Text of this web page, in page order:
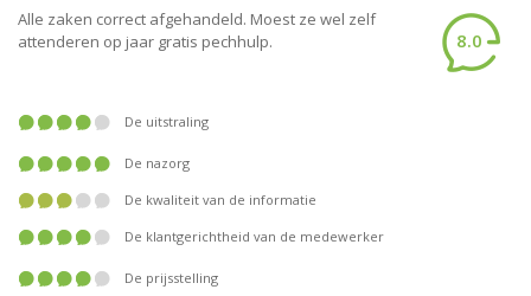
Alle zaken correct afgehandeld. Moest ze wel zelf
attenderen op jaar gratis pechhulp.
8.0
De uitstraling
De nazorg
De kwaliteit van de informatie
De klantgerichtheid van de medewerker
De prijsstelling